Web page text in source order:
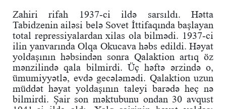
Zahiri rifah 1937-ci ildə sarsıldı. Hətta
Tabidzenin ailəsi belə Sovet İttifaqında başlayan
total repressiyalardan xilas ola bilmədi. 1937-ci
ilin yanvarında Olqa Okucava həbs edildi. Həyat
yoldaşının həbsindən sonra Qalaktion artıq öz
mənzilində qala bilmirdi. Üç həftə ərzində o,
ümumiyyətlə, evdə gecələmədi. Qalaktion uzun
müddət həyat yoldaşının taleyi barədə heç nə
bilmirdi. Şair son məktubunu ondan 30 avqust